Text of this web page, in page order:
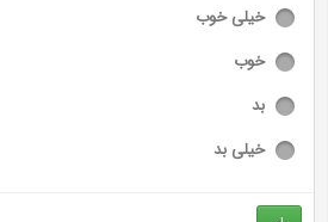
خیلی خوب
خوب
بد
خیلی بد